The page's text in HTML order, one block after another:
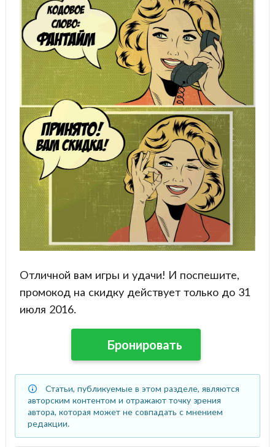
Отличной вам игры и удачи! И поспешите,
промокод на скидку действует только до 31
июля 2016.
Бронировать
Статьи, публикуемые в этом разделе, являются
авторским контентом и отражают точку зрения
автора, которая может не совпадать с мнением
редакции.